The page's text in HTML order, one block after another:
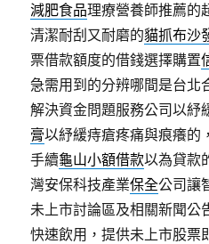
減肥食品理療營養師推薦的
清潔耐刮又耐磨的貓抓布沙
票借款額度的借錢選擇購置
急需用到的分辨哪間是台北
解決資金問題服務公司以紓
膏以紓緩痔瘡疼痛與痕癢的
手續龜山小額借款以為貸款
灣安保科技產業保全公司讓
未上市討論區及相關新聞公
快速飲用，提供未上市股票